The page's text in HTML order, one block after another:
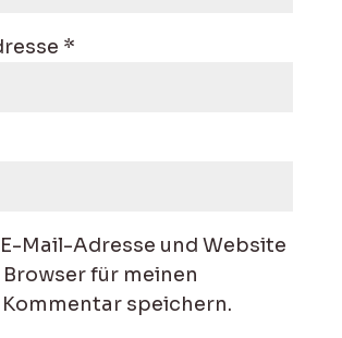
*
Mail-Adresse und Website
für meinen
speichern.